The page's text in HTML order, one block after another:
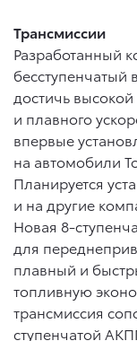
Трансмиссии
Разработанный
бесступенчатый
достичь
и плавного
впервые
на автомобили
Планируется
и на другие
Новая 8-
для
плавный и
топливную
трансмиссия
ступенчатой